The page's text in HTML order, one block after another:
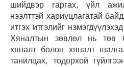
шийдвэр гаргах, үйл
нээлттэй хариуцлагатай
итгэх итгэлийг
Хяналтын зөвлөл нь төв
хяналт болон хяналт
танилцах, тодорхой